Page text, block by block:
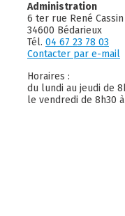
Administration
6 ter rue René Cassin
34600 Bédarieux
Tél. 04 67 23 78 03
Contacter par e-mail
Horaires :
du lundi au jeudi de
le vendredi de 8h30